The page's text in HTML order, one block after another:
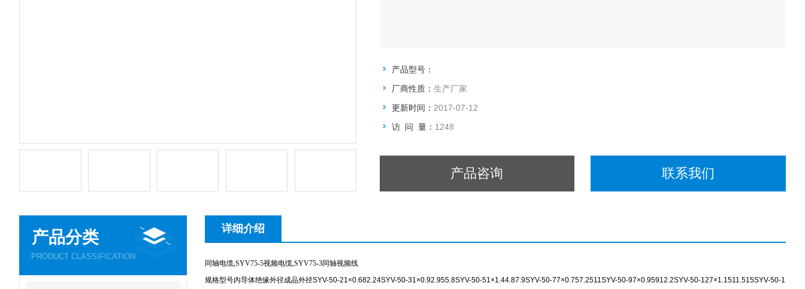
产品型号：
厂商性质： 生产厂家
更新时间： 2017-07-12
访 问 量： 1248
产品咨询 联系我们
产品分类
PRODUCT CLASSIFICATION
详细介绍
同轴电缆,SYV75-5视频电缆,SYV75-3同轴视频线
规格型号内导体绝缘外径成品外径SYV-50-21×0.682.24SYV-50-31×0.92.955.8SYV-50-51×1.44.87.9SYV-50-77×0.757.2511SYV-50-97×0.95912.2SYV-50-127×1.1511.515SYV-50-1